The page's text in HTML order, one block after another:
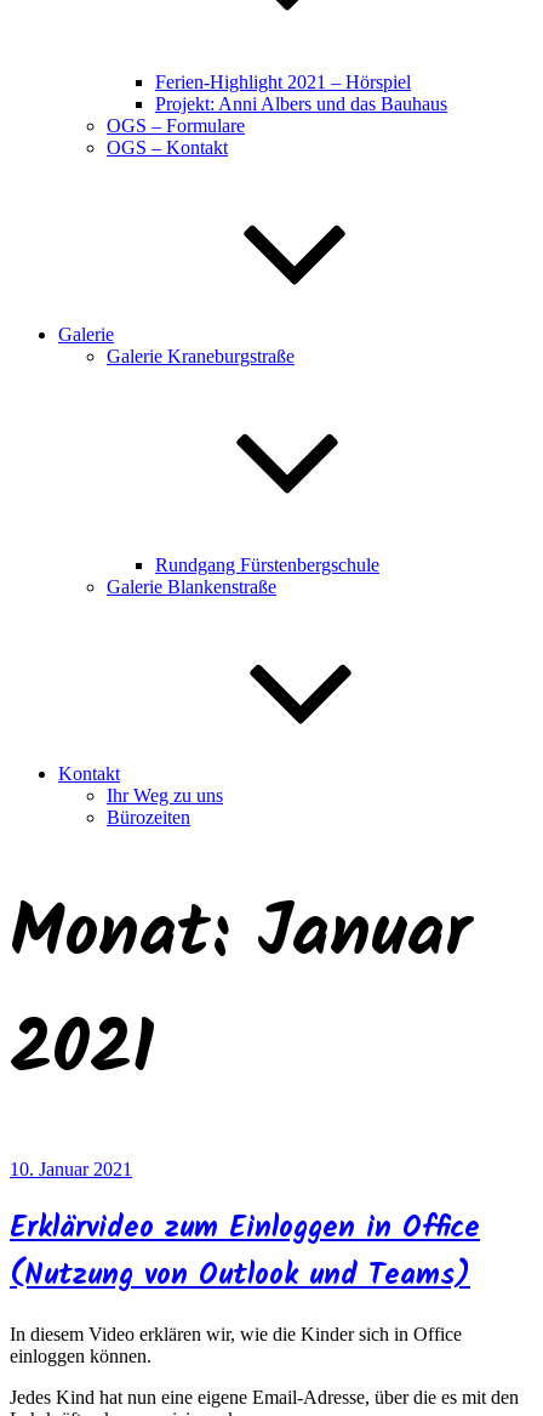
Ferien-Highlight 2021 – Hörspiel
Projekt: Anni Albers und das Bauhaus
OGS – Formulare
OGS – Kontakt
Galerie
Galerie Kraneburgstraße
Rundgang Fürstenbergschule
Galerie Blankenstraße
Kontakt
Ihr Weg zu uns
Bürozeiten
Monat: Januar
2021
Veröffentlicht
10. Januar 2021
Erklärvideo zum Einloggen in Office
(Nutzung von Outlook und Teams)
In diesem Video erklären wir, wie die Kinder sich in Office
einloggen können.
Jedes Kind hat nun eine eigene Email-Adresse, über die es mit den